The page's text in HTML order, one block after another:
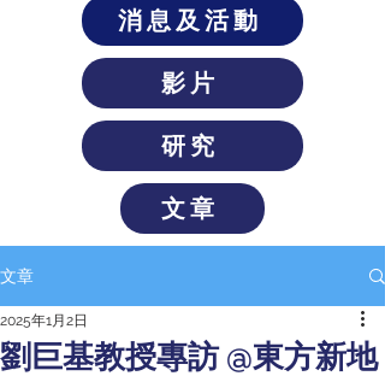
消息及活動
影片
研究
文章
文章
劉巨基教授專訪 @東方新地
2025年1月2日